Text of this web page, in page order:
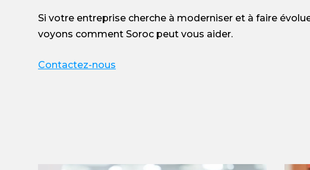
Si votre entreprise cherche à moderniser et à faire
voyons comment Soroc peut vous aider.
Contactez-nous